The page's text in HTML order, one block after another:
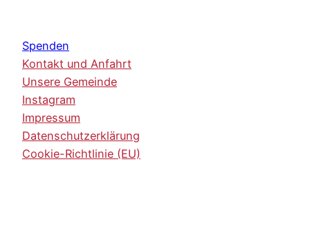
Spenden
Kontakt und Anfahrt
Unsere Gemeinde
Instagram
Impressum
Datenschutzerklärung
Cookie-Richtlinie (EU)